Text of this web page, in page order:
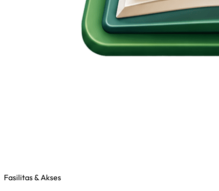
Fasilitas & Akses